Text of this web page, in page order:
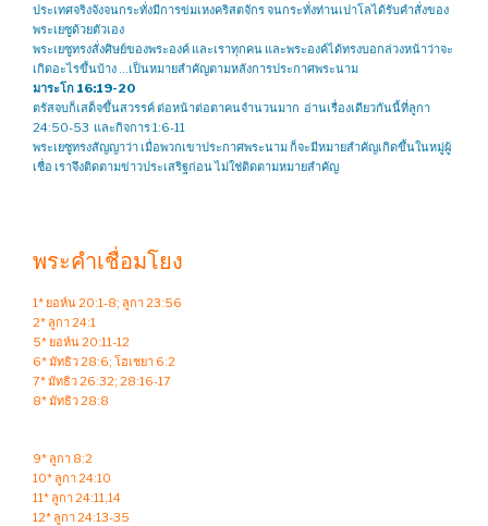
ประเทศจริงจังจนกระทั่งมีการข่มเหงคริสตจักร จนกระทั่งท่านเปาโลได้รับคำสั่งของ
พระเยซูด้วยตัวเอง
พระเยซูทรงสั่งศิษย์ของพระองค์ และเราทุกคน และพระองค์ได้ทรงบอกล่วงหน้าว่าจะ
เกิดอะไรขึ้นบ้าง …เป็นหมายสำคัญตามหลังการประกาศพระนาม
มาระโก 16:19-20
ตรัสจบก็เสด็จขึ้นสวรรค์ ต่อหน้าต่อตาคนจำนวนมาก อ่านเรื่องเดียวกันนี้ที่ลูกา
24:50-53 และกิจการ 1:6-11
พระเยซูทรงสัญญาว่า เมื่อพวกเขาประกาศพระนาม ก็จะมีหมายสำคัญเกิดขึ้นในหมู่ผู้
เชื่อ เราจึงติดตามข่าวประเสริฐก่อน ไม่ใช่ติดตามหมายสำคัญ
พระคำเชื่อมโยง
1* ยอห์น 20:1-8; ลูกา 23:56
2* ลูกา 24:1
5* ยอห์น 20:11-12
6* มัทธิว 28:6; โฮเชยา 6:2
7* มัทธิว 26:32; 28:16-17
8* มัทธิว 28:8
9* ลูกา 8:2
10* ลูกา 24:10
11* ลูกา 24:11,14
12* ลูกา 24:13-35